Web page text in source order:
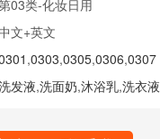
03类-化妆日用
文+英文
,0303,0305,0306,0307
发液,洗面奶,沐浴乳,洗衣液